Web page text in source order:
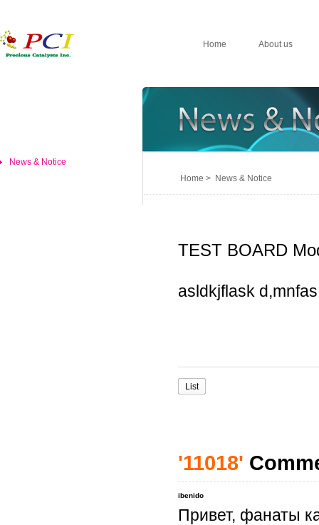
Home About us
News & Notice
Home > News & Notice
TEST BOARD
asldkjflask
List
'11018'
ibenido
Привет, фанаты